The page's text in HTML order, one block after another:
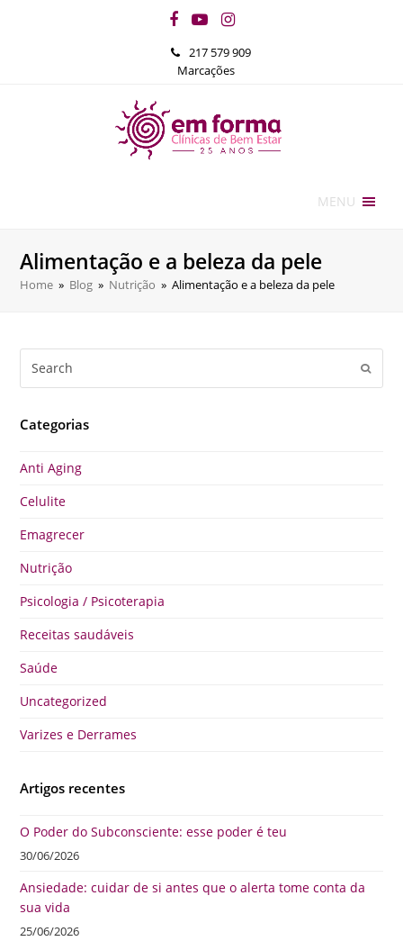
Facebook
YouTubeInstagram
217 579 909
Marcações
MENU
Alimentação e a beleza da pele
Home » Blog » Nutrição » Alimentação e a beleza da pele
Categorias
Anti Aging
Celulite
Emagrecer
Nutrição
Psicologia / Psicoterapia
Receitas saudáveis
Saúde
Uncategorized
Varizes e Derrames
Artigos recentes
O Poder do Subconsciente: esse poder é teu
30/06/2026
Ansiedade: cuidar de si antes que o alerta tome conta da
sua vida
25/06/2026